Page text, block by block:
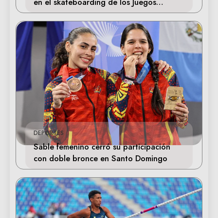
Centroamericanos
DEPORTES
Sable femenino cerró su participación
con doble bronce en Santo Domingo